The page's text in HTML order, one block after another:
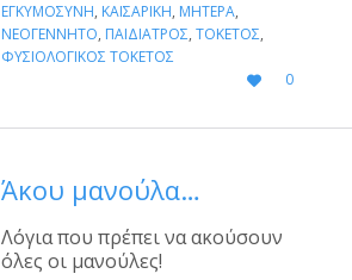
ΕΓΚΥΜΟΣΎΝΗ, ΚΑΙΣΑΡΙΚΉ, ΜΗΤΈΡΑ,
ΝΕΟΓΈΝΝΗΤΟ, ΠΑΙΔΊΑΤΡΟΣ, ΤΟΚΕΤΌΣ,
ΦΥΣΙΟΛΟΓΙΚΌΣ ΤΟΚΕΤΌΣ

LOVE
IT
0
Άκου μανούλα…
Λόγια που πρέπει να ακούσουν
όλες οι μανούλες!